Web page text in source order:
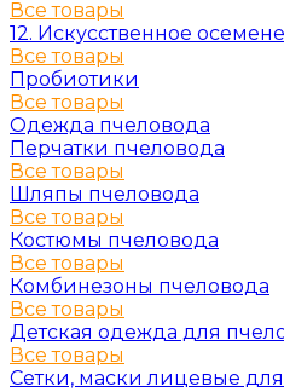
Все товары
12. Искусственное
Все товары
Пробиотики
Все товары
Одежда пчеловода
Перчатки пчеловода
Все товары
Шляпы пчеловода
Все товары
Костюмы пчеловода
Все товары
Комбинезоны пчеловода
Все товары
Детская одежда для
Все товары
Сетки, маски лицевые